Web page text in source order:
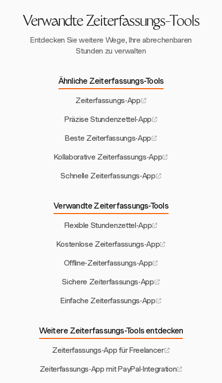
Verwandte Zeiterfassungs-Tools
Entdecken Sie weitere Wege, Ihre abrechenbaren
Stunden zu verwalten
Ähnliche Zeiterfassungs-Tools
Zeiterfassungs-App
Präzise Stundenzettel-App
Beste Zeiterfassungs-App
Kollaborative Zeiterfassungs-App
Schnelle Zeiterfassungs-App
Verwandte Zeiterfassungs-Tools
Flexible Stundenzettel-App
Kostenlose Zeiterfassungs-App
Offline-Zeiterfassungs-App
Sichere Zeiterfassungs-App
Einfache Zeiterfassungs-App
Weitere Zeiterfassungs-Tools entdecken
Zeiterfassungs-App für Freelancer
Zeiterfassungs-App mit PayPal-Integration